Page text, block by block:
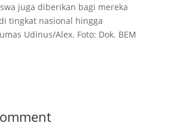
juga diberikan bagi mereka
tingkat nasional hingga
Udinus/Alex. Foto: Dok. BEM